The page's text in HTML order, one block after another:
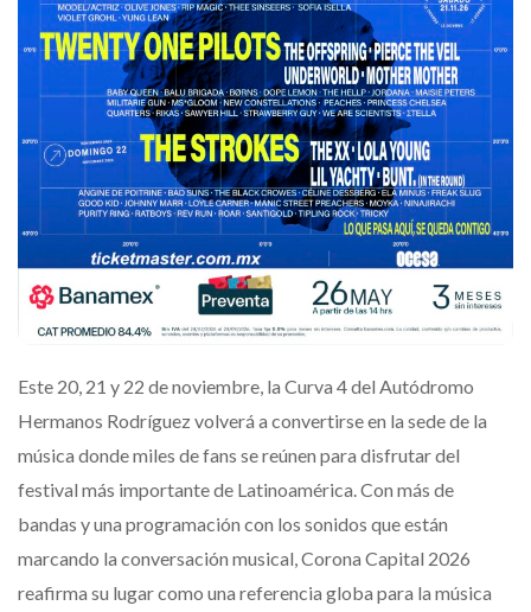
Este 20, 21 y 22 de noviembre, la Curva 4 del Autódromo
Hermanos Rodríguez volverá a convertirse en la sede de la
música donde miles de fans se reúnen para disfrutar del
festival más importante de Latinoamérica. Con más de
bandas y una programación con los sonidos que están
marcando la conversación musical, Corona Capital 2026
reafirma su lugar como una referencia globa para la música